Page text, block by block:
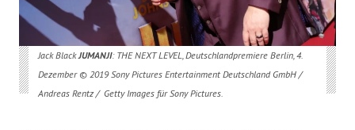
Jack BlackJUMANJI: THE NEXT LEVEL, Deutschlandpremiere Berlin, 4.
Dezember © 2019 Sony Pictures Entertainment Deutschland GmbH /
Andreas Rentz / Getty Images für Sony Pictures.